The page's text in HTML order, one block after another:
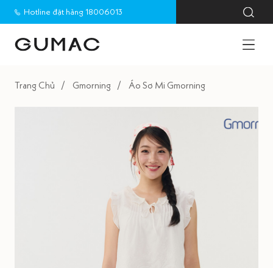
Hotline đặt hàng 18006013
Trang Chủ Gmorning Áo Sơ Mi Gmorning